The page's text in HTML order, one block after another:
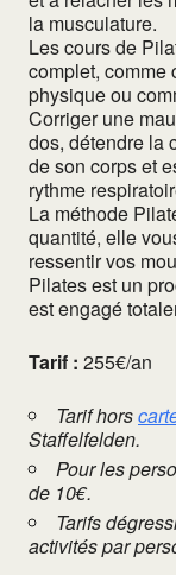
la musculature.
Les cours de
complet, comme
physique ou
Corriger une
dos, détendre la
de son corps et
rythme
La méthode
quantité, elle
ressentir vos
Pilates est un
est engagé
Tarif : 255€/an
Tarif hors
Staffelfelden.
Pour les
de 10€.
Tarifs
activités par